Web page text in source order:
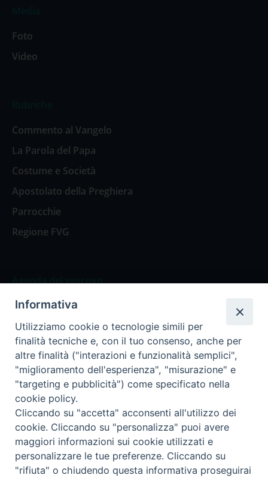
Foto
Video
Commento al Vangelo
La Parola del Papa
Costume e Società
Apostolato della Preghiera
Parrocchie
Regione FVG
Agenda del vescovo
Agenda del vescovo
Privacy Policy Trasparenza
Termini e Condizioni
Informativa per il trattamento dei dati personali
Informativa
Utilizziamo cookie o tecnologie simili per
finalità tecniche e, con il tuo consenso, anche per
altre finalità ("interazioni e funzionalità semplici",
"miglioramento dell'esperienza", "misurazione" e
"targeting e pubblicità") come specificato nella
cookie policy.
Cliccando su "accetta" acconsenti all'utilizzo dei
cookie. Cliccando su "personalizza" puoi avere
maggiori informazioni sui cookie utilizzati e
personalizzare le tue preferenze. Cliccando su
"rifiuta" o chiudendo questa informativa proseguirai